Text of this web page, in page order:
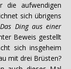
die aufwendigen
sich übrigens
Das Ding aus einer
Beweis gestellt
sich insgeheim
mit drei Brüsten?